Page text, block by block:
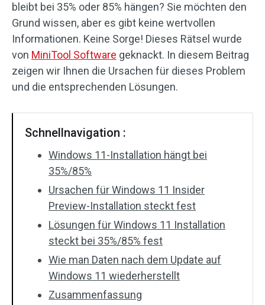
bleibt bei 35% oder 85% hängen? Sie möchten den
Grund wissen, aber es gibt keine wertvollen
Informationen. Keine Sorge! Dieses Rätsel wurde
von MiniTool Software geknackt. In diesem Beitrag
zeigen wir Ihnen die Ursachen für dieses Problem
und die entsprechenden Lösungen.
Schnellnavigation :
Windows 11-Installation hängt bei
35%/85%
Ursachen für Windows 11 Insider
Preview-Installation steckt fest
Lösungen für Windows 11 Installation
steckt bei 35%/85% fest
Wie man Daten nach dem Update auf
Windows 11 wiederherstellt
Zusammenfassung